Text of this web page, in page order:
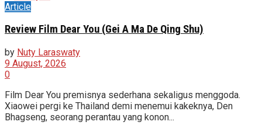
Article
Review Film Dear You (Gei A Ma De Qing Shu)
by Nuty Laraswaty
9 August, 2026
0
Film Dear You premisnya sederhana sekaligus menggoda.
Xiaowei pergi ke Thailand demi menemui kakeknya, Den
Bhagseng, seorang perantau yang konon...